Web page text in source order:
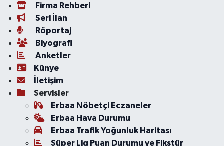
Firma Rehberi
Seri İlan
Röportaj
Biyografi
Anketler
Künye
İletişim
Servisler
Erbaa Nöbetçi Eczaneler
Erbaa Hava Durumu
Erbaa Trafik Yoğunluk Haritası
Süper Lig Puan Durumu ve Fikstür